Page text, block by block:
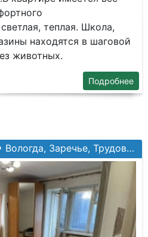
теплая. Школа,
находятся в шаговой
животных.
Подробнее
Вологда, Заречье, Трудовая ул, №3